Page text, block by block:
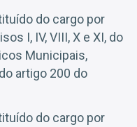
do cargo por
I, IV, VIII, X e XI, do
Municipais,
artigo 200 do
do cargo por